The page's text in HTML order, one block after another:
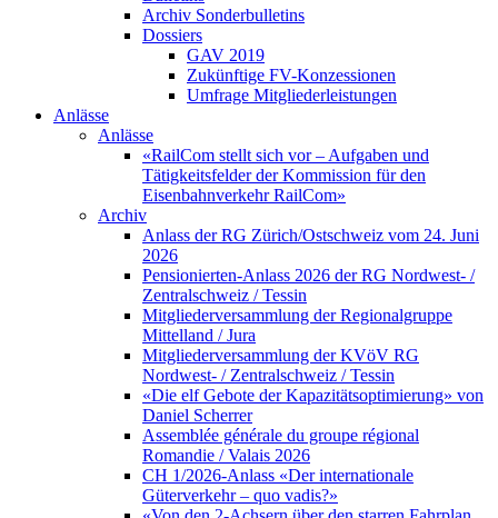
Archiv Sonderbulletins
Dossiers
GAV 2019
Zukünftige FV-Konzessionen
Umfrage Mitgliederleistungen
Anlässe
Anlässe
«RailCom stellt sich vor – Aufgaben und
Tätigkeitsfelder der Kommission für den
Eisenbahnverkehr RailCom»
Archiv
Anlass der RG Zürich/Ostschweiz vom 24. Juni
2026
Pensionierten-Anlass 2026 der RG Nordwest- /
Zentralschweiz / Tessin
Mitgliederversammlung der Regionalgruppe
Mittelland / Jura
Mitgliederversammlung der KVöV RG
Nordwest- / Zentralschweiz / Tessin
«Die elf Gebote der Kapazitätsoptimierung» von
Daniel Scherrer
Assemblée générale du groupe régional
Romandie / Valais 2026
CH 1/2026-Anlass «Der internationale
Güterverkehr – quo vadis?»